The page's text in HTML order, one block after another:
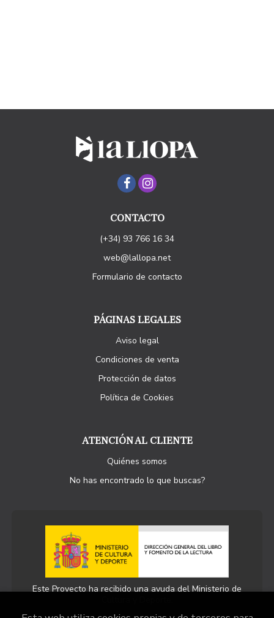
CONTACTO
(+34) 93 766 16 34
web@lallopa.net
Formulario de contacto
PÁGINAS LEGALES
Aviso legal
Condiciones de venta
Protección de datos
Política de Cookies
ATENCIÓN AL CLIENTE
Quiénes somos
No has encontrado lo que buscas?
Este Proyecto ha recibido una ayuda del Ministerio de